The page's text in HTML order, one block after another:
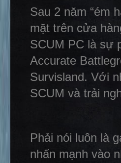
Sau 2 năm “ém
mặt trên cửa
SCUM PC là sự
Accurate
Survisland. Với
SCUM và trải
Phải nói luôn là
nhấn mạnh vào